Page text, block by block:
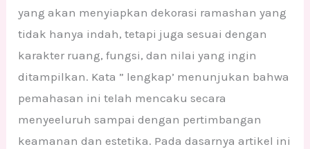
yang akan menyiapkan dekorasi ramashan yang
tidak hanya indah, tetapi juga sesuai dengan
karakter ruang, fungsi, dan nilai yang ingin
ditampilkan. Kata ” lengkap’ menunjukan bahwa
pemahasan ini telah mencaku secara
menyeeluruh sampai dengan pertimbangan
keamanan dan estetika. Pada dasarnya artikel ini